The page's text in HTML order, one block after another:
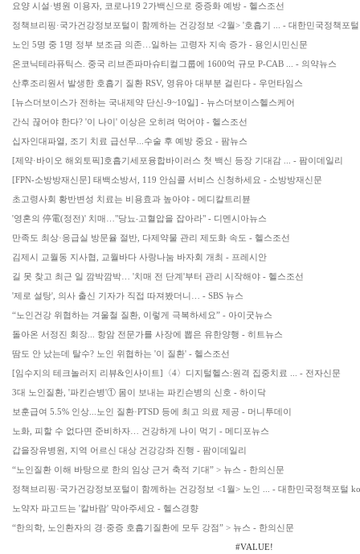
요양 시설·병원 이용자, 코로나19 2가백신으로 중증화 예방 - 헬스조선
정책브리핑·국가건강정보포털이 함께하는 건강정보 <2월> '호흡기 ... - 대한민국정책포
노인 5명 중 1명 정부 보조금 의존…일하는 고령자 지속 증가 - 용인시민신문
온코닉테라퓨틱스. 중국 리브존파마슈티컬그룹에 1600억 규모 P-CAB ... - 의약뉴스
산후조리원서 발생한 호흡기 질환 RSV, 영유아 대부분 걸린다 - 우먼타임스
[뉴스더보이스가 전하는 국내제약 단신-9~10일] - 뉴스더보이스헬스케어
간식 끊어야 한다? '이 나이' 이상은 오히려 먹어야 - 헬스조선
십자인대파열, 조기 치료 급선무...수술 후 예방 중요 - 팜뉴스
[제약·바이오 해외토픽]호흡기세포융합바이러스 첫 백신 등장 기대감 ... - 팜이데일리
[FPN-소방방재신문] 태백소방서, 119 안심콜 서비스 신청하세요 - 소방방재신문
초고령사회 황반변성 치료는 비용효과 높아야 - 메디칼트리뷴
'영혼의 停電(정전)' 치매…"당뇨‧고혈압을 잡아라" - 디멘시아뉴스
만족도 최상·응급실 방문율 절반, 다제약물 관리 제도화 속도 - 헬스조선
김제시 교월동 지사협, 교월바다 사랑나눔 바자회 개최 - 프레시안
길 못 찾고 최근 일 깜박깜박… '치매 전 단계'부터 관리 시작해야 - 헬스조선
'제로 설탕', 의사 출신 기자가 직접 따져봤더니… - SBS 뉴스
“노인건강 위협하는 겨울철 질환, 이렇게 극복하세요” - 아이굿뉴스
돌아온 서정진 회장... 항암 전문가를 사장에 뽑은 유한양행 - 히트뉴스
땀도 안 났는데 탈수? 노인 위협하는 '이 질환' - 헬스조선
[임수지의 테크놀러지 리뷰&인사이트]〈4〉디지털헬스:원격 집중치료 ... - 전자신문
3대 노인질환, '파킨슨병'① 몸이 보내는 파킨슨병의 신호 - 하이닥
보훈급여 5.5% 인상...노인 질환·PTSD 등에 최고 의료 제공 - 머니투데이
노화, 피할 수 없다면 준비하자… 건강하게 나이 먹기 - 메디포뉴스
갑을장유병원, 지역 어르신 대상 건강강좌 진행 - 팜이데일리
“노인질환 이해 바탕으로 한의 임상 근거 축적 기대” > 뉴스 - 한의신문
정책브리핑·국가건강정보포털이 함께하는 건강정보 <1월> 노인 ... - 대한민국정책포털
노약자 파고드는 '칼바람' 막아주세요 - 헬스경향
“한의학, 노인환자의 경·중증 호흡기질환에 모두 강점” > 뉴스 - 한의신문
#VALUE!